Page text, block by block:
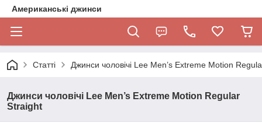
Американські джинси
Статті Джинси чоловічі Lee Men’s Extreme Motion
Джинси чоловічі Lee Men’s Extreme Motion Regular
Straight